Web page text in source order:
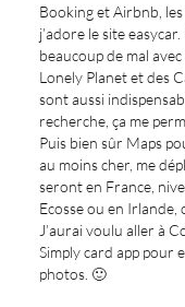
Booking et Airbnb,
j’adore le site
beaucoup de mal
Lonely Planet et des
sont aussi
recherche, ça me
Puis bien sûr Maps
au moins cher, me
seront en France,
Ecosse ou en Irlande,
J’aurai voulu aller à
Simply card app pour
photos. 🙂